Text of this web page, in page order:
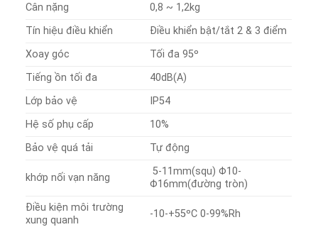
Cân nặng
0,8 ~ 1,2kg
Tín hiệu điều khiển
Điều khiển bật/tắt 2 & 3 điểm
Xoay góc
Tối đa 95º
Tiếng ồn tối đa
40dB(A)
Lớp bảo vệ
IP54
Hệ số phụ cấp
10%
Bảo vệ quá tải
Tự động
khớp nối vạn năng
5-11mm(squ) Φ10-
Φ16mm(đường tròn)
Điều kiện môi trường
xung quanh
-10-+55ºC 0-99%Rh